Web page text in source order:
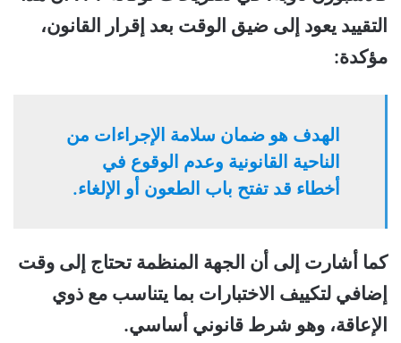
التقييد يعود إلى ضيق الوقت بعد إقرار القانون،
مؤكدة:
الهدف هو ضمان سلامة الإجراءات من
الناحية القانونية وعدم الوقوع في
أخطاء قد تفتح باب الطعون أو الإلغاء.
كما أشارت إلى أن الجهة المنظمة تحتاج إلى وقت
إضافي لتكييف الاختبارات بما يتناسب مع ذوي
الإعاقة، وهو شرط قانوني أساسي.